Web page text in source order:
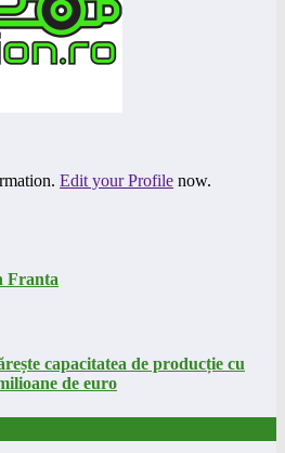
Edit your Profile now.
Franta
capacitatea de producție cu
de euro